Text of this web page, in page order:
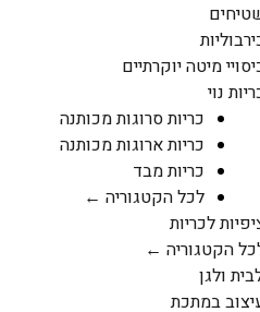
מיטה יוקרתיים
נוי
כריות סרוגות מכותנה
כריות ארוגות מכותנה
כריות מבד
לכל הקטגוריה ←
לכריות
הקטגוריה ←
ולגן
במתכת